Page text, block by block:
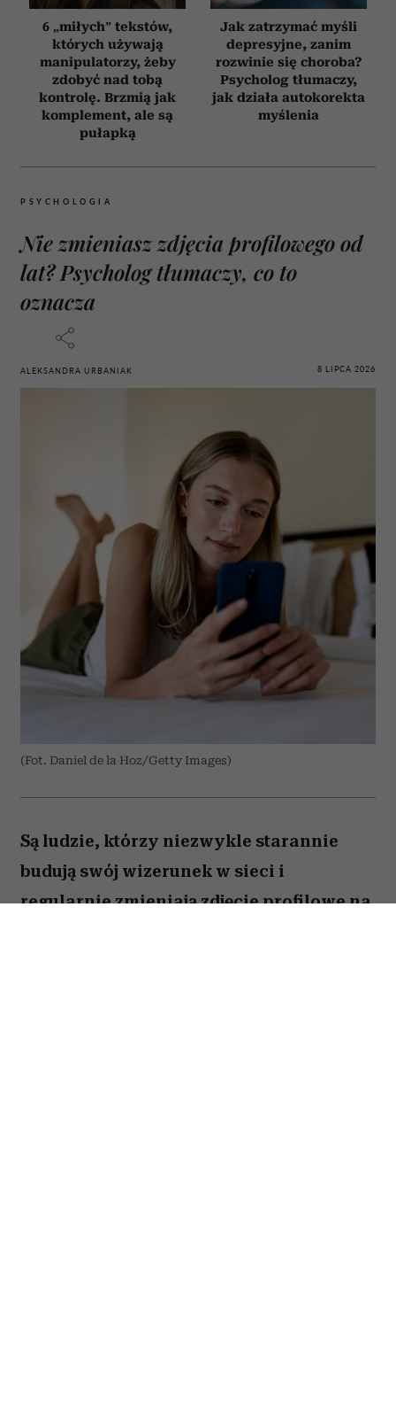
6 „miłych” tekstów,
których używają
manipulatorzy, żeby
zdobyć nad tobą
kontrolę. Brzmią jak
komplement, ale są
pułapką
Jak zatrzymać myśli
depresyjne, zanim
rozwinie się choroba?
Psycholog tłumaczy,
jak działa autokorekta
myślenia
PSYCHOLOGIA
Nie zmieniasz zdjęcia profilowego od
lat? Psycholog tłumaczy, co to
oznacza
ALEKSANDRA URBANIAK 8 LIPCA 2026
(Fot. Daniel de la Hoz/Getty Images)
Są ludzie, którzy niezwykle starannie
budują swój wizerunek w sieci i
regularnie zmieniają zdjęcie profilowe na